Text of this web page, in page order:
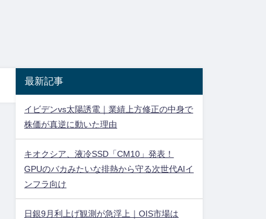
最新記事
イビデンvs太陽誘電｜業績上方修正の中身で
株価が真逆に動いた理由
キオクシア、液冷SSD「CM10」発表！
GPUのバカみたいな排熱から守る次世代AIイ
ンフラ向け
日銀9月利上げ観測が急浮上｜OIS市場は